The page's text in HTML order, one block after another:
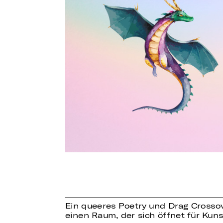
Ein queeres Poetry und Drag
einen Raum, der sich öffnet für